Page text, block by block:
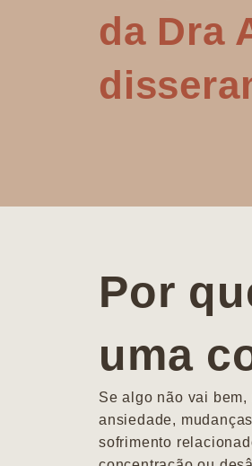
da Dra
Por
uma
Se algo não vai
ansiedade,
sofrimento